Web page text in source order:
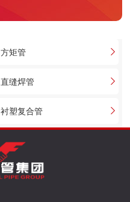
方矩管
直缝焊管
衬塑复合管